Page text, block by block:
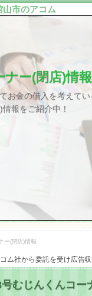
市のアコム
ー(閉店)情報
お金の借入を考えて
報をご紹介中！
ー(閉店)情報
ム社から委託を受け広告
むじんくんコー